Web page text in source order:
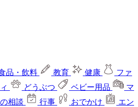
品・飲料 教育 健康
ファ
どうぶつ ベビー用品
マ
相談 行事 おでかけ
エン